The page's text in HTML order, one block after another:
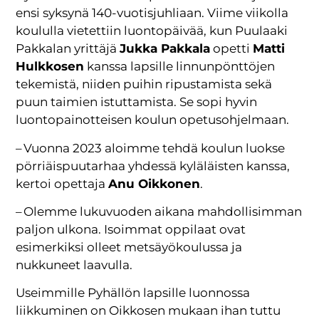
ensi syksynä 140-vuotisjuhliaan. Viime viikolla
koululla vietettiin luontopäivää, kun Puulaaki
Pakkalan yrittäjäJukka Pakkala opetti Matti
Hulkkosen kanssa lapsille linnunpönttöjen
tekemistä, niiden puihin ripustamista sekä
puun taimien istuttamista. Se sopi hyvin
luontopainotteisen koulun opetusohjelmaan.
– Vuonna 2023 aloimme tehdä koulun luokse
pörriäispuutarhaa yhdessä kyläläisten kanssa,
kertoi opettajaAnu Oikkonen.
– Olemme lukuvuoden aikana mahdollisimman
paljon ulkona. Isoimmat oppilaat ovat
esimerkiksi olleet metsäyökoulussa ja
nukkuneet laavulla.
Useimmille Pyhällön lapsille luonnossa
liikkuminen on Oikkosen mukaan ihan tuttu